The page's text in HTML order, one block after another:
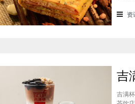
盟？资
吉满